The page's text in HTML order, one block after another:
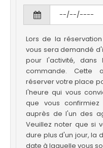
Lors de la
vous sera demandé
pour l'activité,
commande. Cette
réserver votre place
l'heure qui vous
que vous
auprès de l'un des
Veuillez noter que si
dure plus d'un jour, la
date à laquelle vous